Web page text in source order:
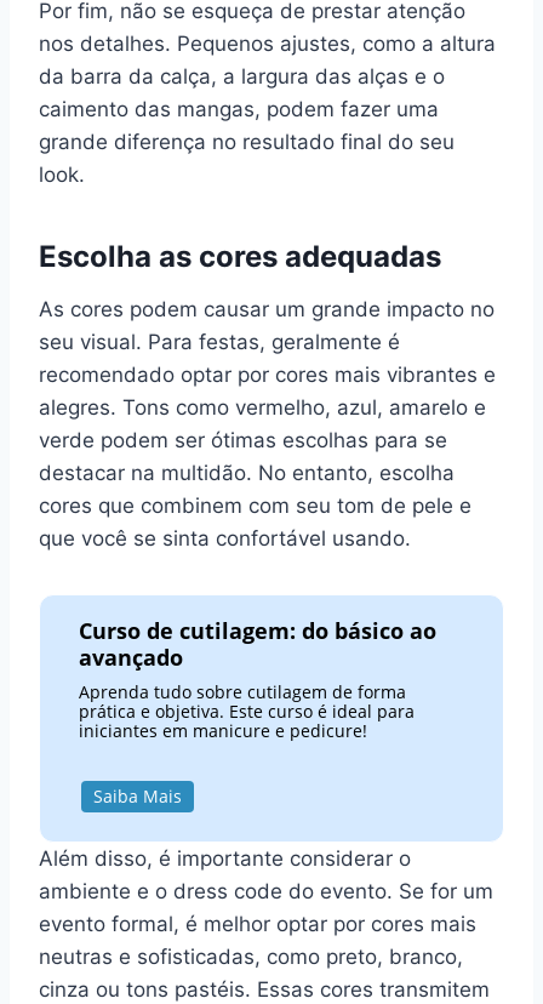
Por fim, não se esqueça de prestar atenção
nos detalhes. Pequenos ajustes, como a altura
da barra da calça, a largura das alças e o
caimento das mangas, podem fazer uma
grande diferença no resultado final do seu
look.
Escolha as cores adequadas
As cores podem causar um grande impacto no
seu visual. Para festas, geralmente é
recomendado optar por cores mais vibrantes e
alegres. Tons como vermelho, azul, amarelo e
verde podem ser ótimas escolhas para se
destacar na multidão. No entanto, escolha
cores que combinem com seu tom de pele e
que você se sinta confortável usando.
Curso de cutilagem: do básico ao
avançado
Aprenda tudo sobre cutilagem de forma
prática e objetiva. Este curso é ideal para
iniciantes em manicure e pedicure!
Saiba Mais
Além disso, é importante considerar o
ambiente e o dress code do evento. Se for um
evento formal, é melhor optar por cores mais
neutras e sofisticadas, como preto, branco,
cinza ou tons pastéis. Essas cores transmitem